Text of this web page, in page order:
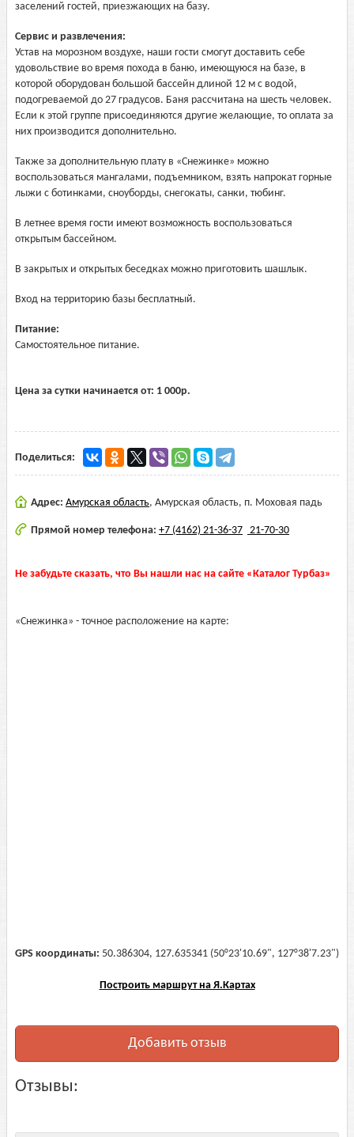
заселений гостей, приезжающих на базу.
Сервис и развлечения:
Устав на морозном воздухе, наши гости смогут доставить себе
удовольствие во время похода в баню, имеющуюся на базе, в
которой оборудован большой бассейн длиной 12 м с водой,
подогреваемой до 27 градусов. Баня рассчитана на шесть человек.
Если к этой группе присоединяются другие желающие, то оплата за
них производится дополнительно.
Также за дополнительную плату в «Снежинке» можно
воспользоваться мангалами, подъемником, взять напрокат горные
лыжи с ботинками, сноуборды, снегокаты, санки, тюбинг.
В летнее время гости имеют возможность воспользоваться
открытым бассейном.
В закрытых и открытых беседках можно приготовить шашлык.
Вход на территорию базы бесплатный.
Питание:
Самостоятельное питание.
Цена за сутки начинается от: 1 000р.
Поделиться:
Адрес: Амурская область, Амурская область, п. Моховая падь
Прямой номер телефона: +7 (4162) 21-36-37 21-70-30
Не забудьте сказать, что Вы нашли нас на сайте «Каталог Турбаз»
«Снежинка» - точное расположение на карте:
GPS координаты: 50.386304, 127.635341 (50°23'10.69", 127°38'7.23")
Построить маршрут на Я.Картах
Добавить отзыв
Отзывы: